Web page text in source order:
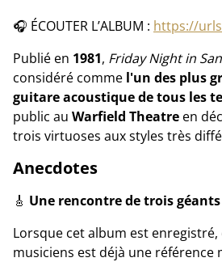
🎧 ÉCOUTER L’ALBUM : https://
Publié en 1981, Friday Night in
considéré comme l'un des plus
guitare acoustique de tous les
public au Warfield Theatre en
trois virtuoses aux styles très
Anecdotes
🎸 Une rencontre de trois géants
Lorsque cet album est
musiciens est déjà une référence